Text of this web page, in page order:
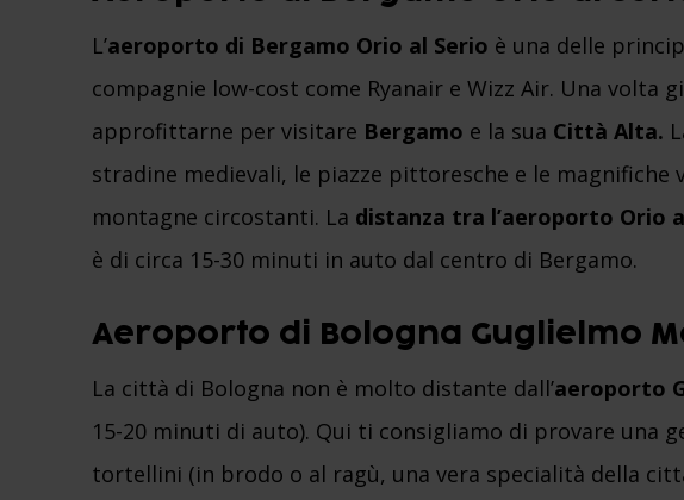
L’aeroporto di Bergamo Orio al Serio è una delle
compagnie low-cost come Ryanair e Wizz Air. Una volta
approfittarne per visitare Bergamo e la sua Città Alta.
stradine medievali, le piazze pittoresche e le magnifiche
montagne circostanti. La distanza tra l’aeroporto Orio
è di circa 15-30 minuti in auto dal centro di Bergamo.
Aeroporto di Bologna Guglielmo
La città di Bologna non è molto distante dall’aeroporto
15-20 minuti di auto). Qui ti consigliamo di provare una
tortellini (in brodo o al ragù, una vera specialità della